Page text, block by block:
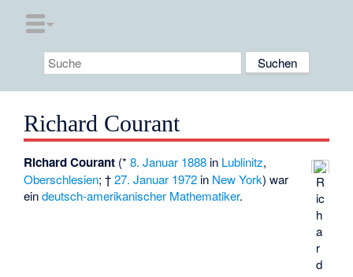
Richard Courant
R
ic
h
a
r
d
Richard Courant (*8. Januar 1888 in Lublinitz,
Oberschlesien; †27. Januar 1972 in New York) war
eindeutsch-amerikanischer Mathematiker.